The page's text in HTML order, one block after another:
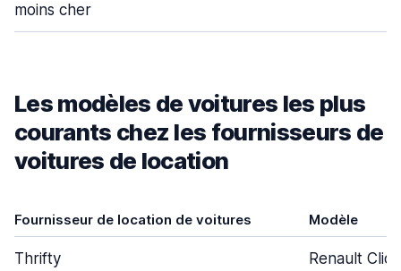
moins cher
Les modèles de voitures les plus
courants chez les fournisseurs de
voitures de location
Fournisseur de location de voitures Modèle
Thrifty Renault Clio